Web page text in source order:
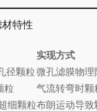
特性
实现方式
径颗粒微孔滤膜物理
粒
气流转弯时
细颗粒布朗运动导